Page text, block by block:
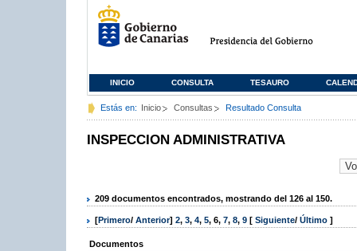
INICIO CONSULTA TESAURO
Estás en: Inicio Consultas Resultado Consulta
INSPECCION ADMINISTRATIVA
209 documentos encontrados, mostrando del 126 al 150.
[Primero/ Anterior] 2, 3, 4, 5, 6, 7, 8, 9 [ Siguiente/ Último ]
Documentos